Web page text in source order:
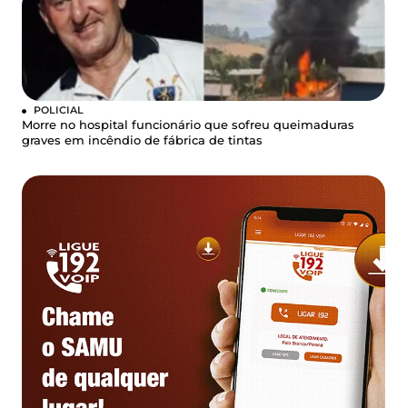
POLICIAL
Morre no hospital funcionário que sofreu queimaduras
graves em incêndio de fábrica de tintas